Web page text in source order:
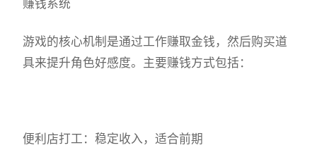
赚钱系统
游戏的核心机制是通过工作赚取金钱，然后购买道
具来提升角色好感度。主要赚钱方式包括：
便利店打工：稳定收入，适合前期